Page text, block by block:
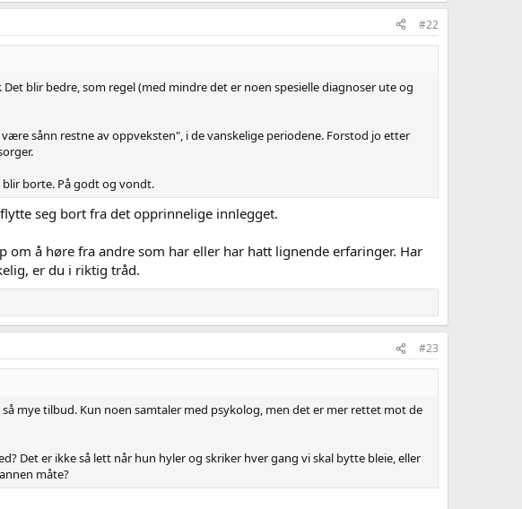
#22
blir bedre, som regel (med mindre det er noen spesielle diagnoser ute og
sånn restne av oppveksten", i de vanskelige periodene. Forstod jo etter
borte. På godt og vondt.
seg bort fra det opprinnelige innlegget.
om å høre fra andre som har eller har hatt lignende erfaringer. Har
er du i riktig tråd.
#23
mye tilbud. Kun noen samtaler med psykolog, men det er mer rettet mot de
Det er ikke så lett når hun hyler og skriker hver gang vi skal bytte bleie, eller
måte?